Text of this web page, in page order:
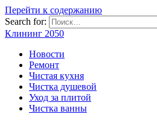
Перейти к содержанию
Search for:
Клининг 2050
Новости
Ремонт
Чистая кухня
Чистка душевой
Уход за плитой
Чистка ванны